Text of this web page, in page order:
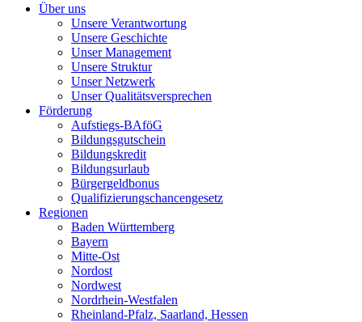
Über uns
Unsere Verantwortung
Unsere Geschichte
Unser Management
Unsere Struktur
Unser Netzwerk
Unser Qualitätsversprechen
Förderung
Aufstiegs-BAföG
Bildungsgutschein
Bildungskredit
Bildungsurlaub
Bürgergeldbonus
Qualifizierungschancengesetz
Regionen
Baden Württemberg
Bayern
Mitte-Ost
Nordost
Nordwest
Nordrhein-Westfalen
Rheinland-Pfalz, Saarland, Hessen